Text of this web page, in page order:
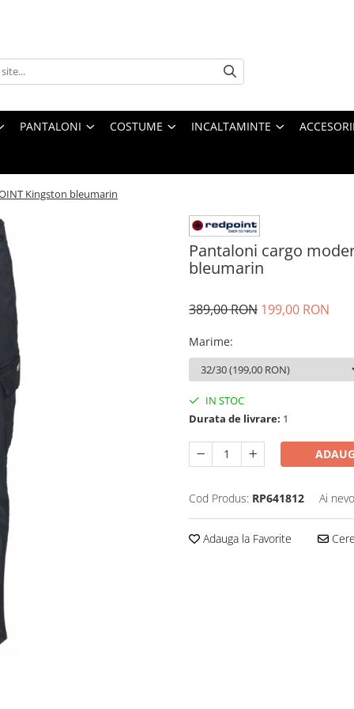
PANTALONI COSTUME INCALTAMINTE
Kingston bleumarin
Pantaloni cargo
bleumarin
389,00 RON 199,00 RON
Marime:
IN STOC
Durata de livrare: 1
Cod Produs: RP641812 Ai
Adauga la Favorite